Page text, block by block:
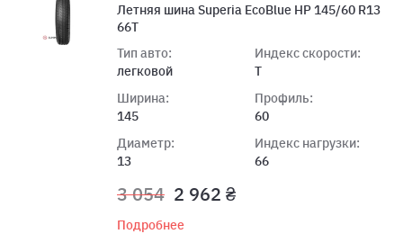
Летняя шина Superia EcoBlue HP 145/60 R13
66T
Тип авто:
легковой
Ширина:
145
Диаметр:
13
Индекс скорости:
T
Профиль:
60
Индекс нагрузки:
66
3 054 2 962 ₴
Подробнее